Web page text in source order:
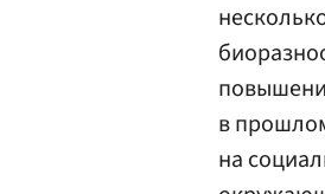
в
на